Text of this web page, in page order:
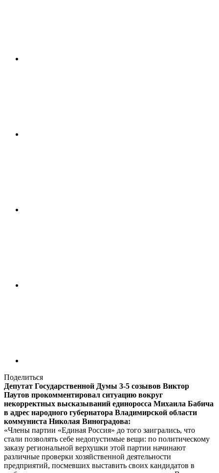
Поделиться
Депутат Государственной Думы 3-5 созывов Виктор
Паутов прокомментировал ситуацию вокруг
некорректных высказываний единоросса Михаила Бабича
в адрес народного губернатора Владимирской области
коммуниста Николая Виноградова:
«Члены партии «Единая Россия» до того заигрались, что
стали позволять себе недопустимые вещи: по политическому
заказу региональной верхушки этой партии начинают
различные проверки хозяйственной деятельности
предприятий, посмевших выставить своих кандидатов в